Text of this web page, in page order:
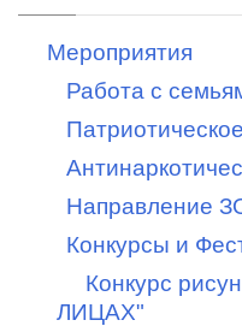
Мероприятия
Работа с
Направление
Конкурсы и
Конкурс
ЛИЦАХ"